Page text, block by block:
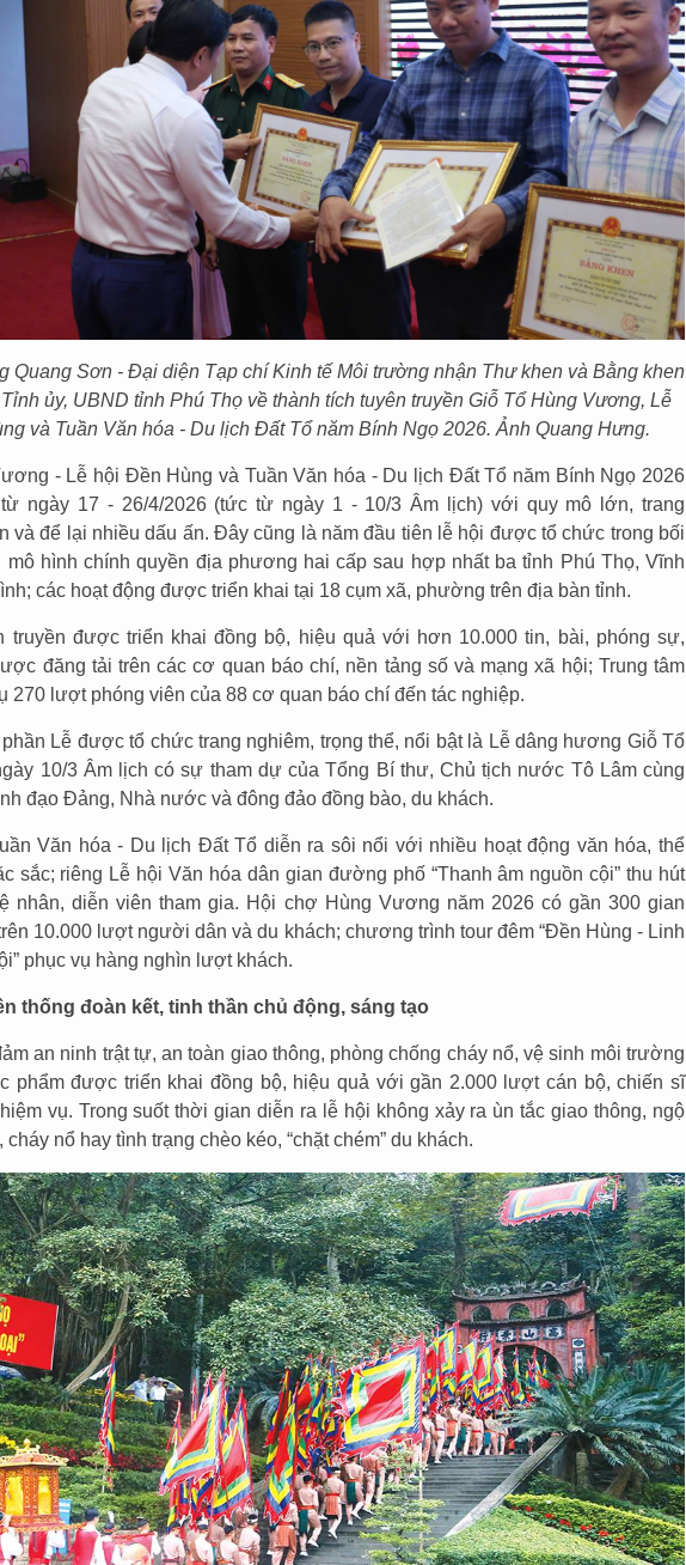
Quang Sơn - Đại diện Tạp chí Kinh tế Môi trường nhận Thư khen và Bằng khen
ủy, UBND tỉnh Phú Thọ về thành tích tuyên truyền Giỗ Tổ Hùng Vương, Lễ
và Tuần Văn hóa - Du lịch Đất Tổ năm Bính Ngọ 2026. Ảnh Quang Hưng.
- Lễ hội Đền Hùng và Tuần Văn hóa - Du lịch Đất Tổ năm Bính Ngọ 2026
ngày 17 - 26/4/2026 (tức từ ngày 1 - 10/3 Âm lịch) với quy mô lớn, trang
và để lại nhiều dấu ấn. Đây cũng là năm đầu tiên lễ hội được tổ chức trong bối
mô hình chính quyền địa phương hai cấp sau hợp nhất ba tỉnh Phú Thọ, Vĩnh
các hoạt động được triển khai tại 18 cụm xã, phường trên địa bàn tỉnh.
truyền được triển khai đồng bộ, hiệu quả với hơn 10.000 tin, bài, phóng sự,
đăng tải trên các cơ quan báo chí, nền tảng số và mạng xã hội; Trung tâm
270 lượt phóng viên của 88 cơ quan báo chí đến tác nghiệp.
Lễ được tổ chức trang nghiêm, trọng thể, nổi bật là Lễ dâng hương Giỗ Tổ
10/3 Âm lịch có sự tham dự của Tổng Bí thư, Chủ tịch nước Tô Lâm cùng
đạo Đảng, Nhà nước và đông đảo đồng bào, du khách.
Văn hóa - Du lịch Đất Tổ diễn ra sôi nổi với nhiều hoạt động văn hóa, thể
sắc; riêng Lễ hội Văn hóa dân gian đường phố “Thanh âm nguồn cội” thu hút
nhân, diễn viên tham gia. Hội chợ Hùng Vương năm 2026 có gần 300 gian
10.000 lượt người dân và du khách; chương trình tour đêm “Đền Hùng - Linh
phục vụ hàng nghìn lượt khách.
thống đoàn kết, tinh thần chủ động, sáng tạo
an ninh trật tự, an toàn giao thông, phòng chống cháy nổ, vệ sinh môi trường
phẩm được triển khai đồng bộ, hiệu quả với gần 2.000 lượt cán bộ, chiến sĩ
vụ. Trong suốt thời gian diễn ra lễ hội không xảy ra ùn tắc giao thông, ngộ
nổ hay tình trạng chèo kéo, “chặt chém” du khách.